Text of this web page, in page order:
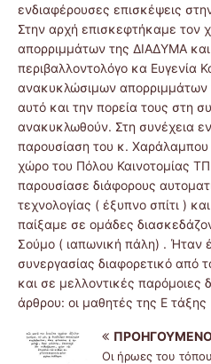
ενδιαφέρουσες επισκέψεις
Στην αρχή επισκεφτήκαμε τον
απορριμμάτων της ΔΙΑΔΥΜΑ
περιβαλλοντολόγο κα Ευγενία
ανακυκλώσιμων
αυτό και την πορεία τους στη
ανακυκλωθούν. Στη συνέχεια
παρουσίαση του κ.
χώρο του Πόλου Καινοτομίας
παρουσίασε διάφορους
τεχνολογίας ( έξυπνο σπίτι )
παίξαμε σε ομάδες
Σούμο ( ιαπωνική πάλη) . Ήταν
συνεργασίας διαφορετικό από
και σε μελλοντικές παρόμοιες
άρθρου: οι μαθητές της Ε τάξης
Οι ήρωες του